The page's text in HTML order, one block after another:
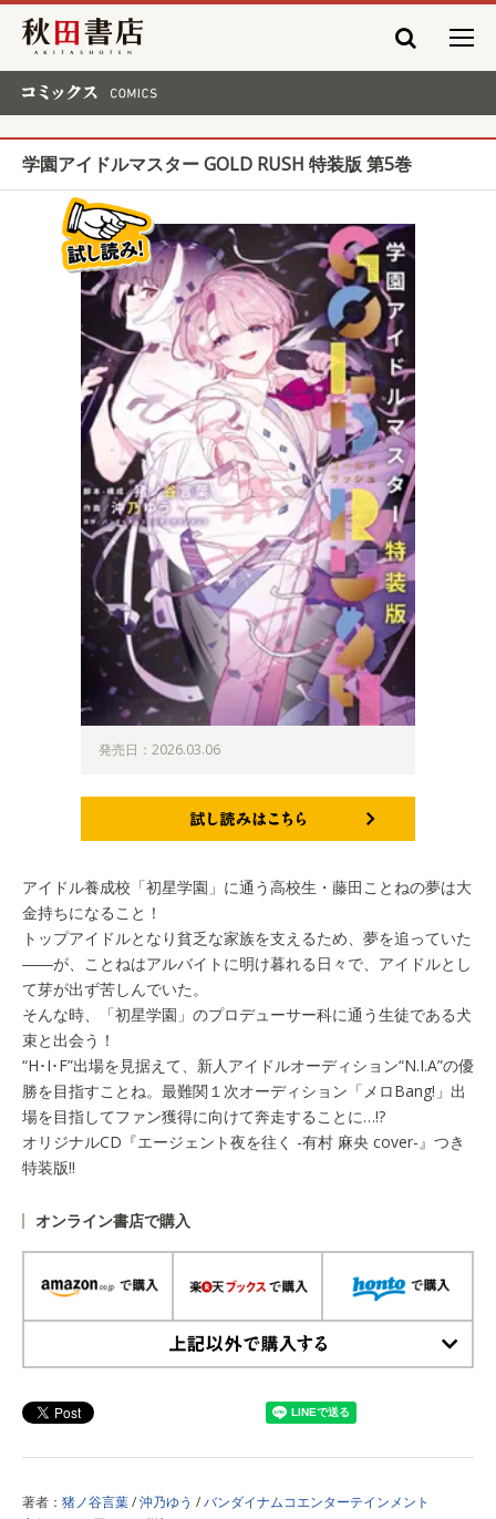
秋田書店
学園アイドルマスター GOLD RUSH 特装版 第5巻
発売日：2026.03.06
アイドル養成校「初星学園」に通う高校生・藤田ことねの夢は大
金持ちになること！
トップアイドルとなり貧乏な家族を支えるため、夢を追っていた
――が、ことねはアルバイトに明け暮れる日々で、アイドルとし
て芽が出ず苦しんでいた。
そんな時、「初星学園」のプロデューサー科に通う生徒である犬
束と出会う！
“H･I･F”出場を見据えて、新人アイドルオーディション“N.I.A”の優
勝を目指すことね。最難関１次オーディション「メロBang!」出
場を目指してファン獲得に向けて奔走することに…!?
オリジナルCD『エージェント夜を往く -有村 麻央 cover-』つき
特装版!!
オンライン書店で購入
著者： 猪ノ谷言葉/沖乃ゆう /バンダイナムコエンターテインメント